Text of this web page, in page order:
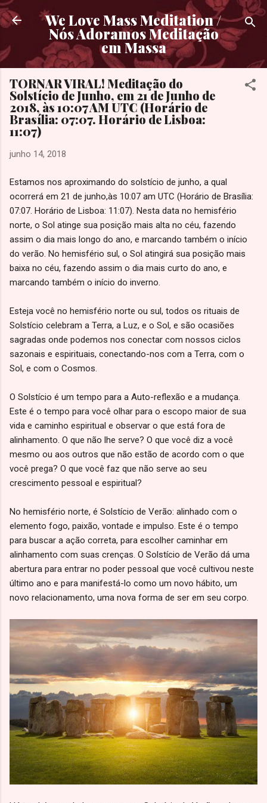
Pular para o conteúdo principal
We Love Mass Meditation /
Nós Adoramos Meditação
em Massa
TORNAR VIRAL! Meditação do
Solstício de Junho, em 21 de Junho de
2018, às 10:07 AM UTC (Horário de
Brasília: 07:07. Horário de Lisboa:
11:07)
junho 14, 2018
Estamos nos aproximando do solstício de junho, a qual
ocorrerá em 21 de junho,às 10:07 am UTC (Horário de Brasília:
07:07. Horário de Lisboa: 11:07). Nesta data no hemisfério
norte, o Sol atinge sua posição mais alta no céu, fazendo
assim o dia mais longo do ano, e marcando também o início
do verão. No hemisfério sul, o Sol atingirá sua posição mais
baixa no céu, fazendo assim o dia mais curto do ano, e
marcando também o início do inverno.
Esteja você no hemisfério norte ou sul, todos os rituais de
Solstício celebram a Terra, a Luz, e o Sol, e são ocasiões
sagradas onde podemos nos conectar com nossos ciclos
sazonais e espirituais, conectando-nos com a Terra, com o
Sol, e com o Cosmos.
O Solstício é um tempo para a Auto-reflexão e a mudança.
Este é o tempo para você olhar para o escopo maior de sua
vida e caminho espiritual e observar o que está fora de
alinhamento. O que não lhe serve? O que você diz a você
mesmo ou aos outros que não estão de acordo com o que
você prega? O que você faz que não serve ao seu
crescimento pessoal e espiritual?
No hemisfério norte, é Solstício de Verão: alinhado com o
elemento fogo, paixão, vontade e impulso. Este é o tempo
para buscar a ação correta, para escolher caminhar em
alinhamento com suas crenças. O Solstício de Verão dá uma
abertura para entrar no poder pessoal que você cultivou neste
último ano e para manifestá-lo como um novo hábito, um
novo relacionamento, uma nova forma de ser em seu corpo.